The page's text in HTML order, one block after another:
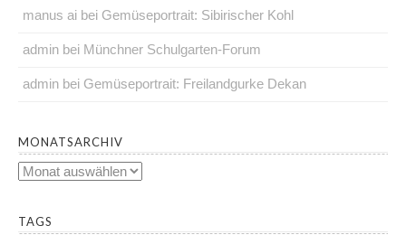
manus ai bei Gemüseportrait: Sibirischer Kohl
admin bei Münchner Schulgarten-Forum
admin bei Gemüseportrait: Freilandgurke Dekan
MONATSARCHIV
Monatsarchiv
TAGS